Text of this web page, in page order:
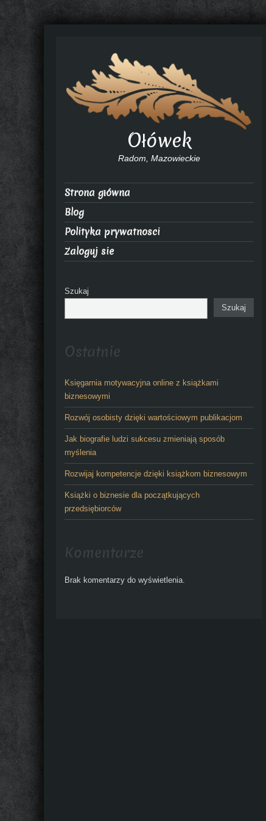
Ołówek
Radom, Mazowieckie
Strona główna
Blog
Polityka prywatnosci
Zaloguj sie
Szukaj
Szukaj
Ostatnie
Księgarnia motywacyjna online z książkami
biznesowymi
Rozwój osobisty dzięki wartościowym publikacjom
Jak biografie ludzi sukcesu zmieniają sposób
myślenia
Rozwijaj kompetencje dzięki książkom biznesowym
Książki o biznesie dla początkujących
przedsiębiorców
Komentarze
Brak komentarzy do wyświetlenia.